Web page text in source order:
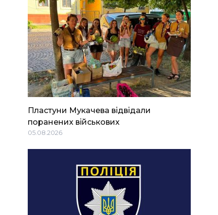
Пластуни Мукачева відвідали
поранених військових
05.08.2026